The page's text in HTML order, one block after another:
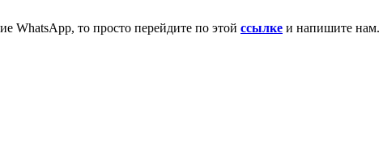
WhatsApp, то просто перейдите по этой ссылке и напишите нам.